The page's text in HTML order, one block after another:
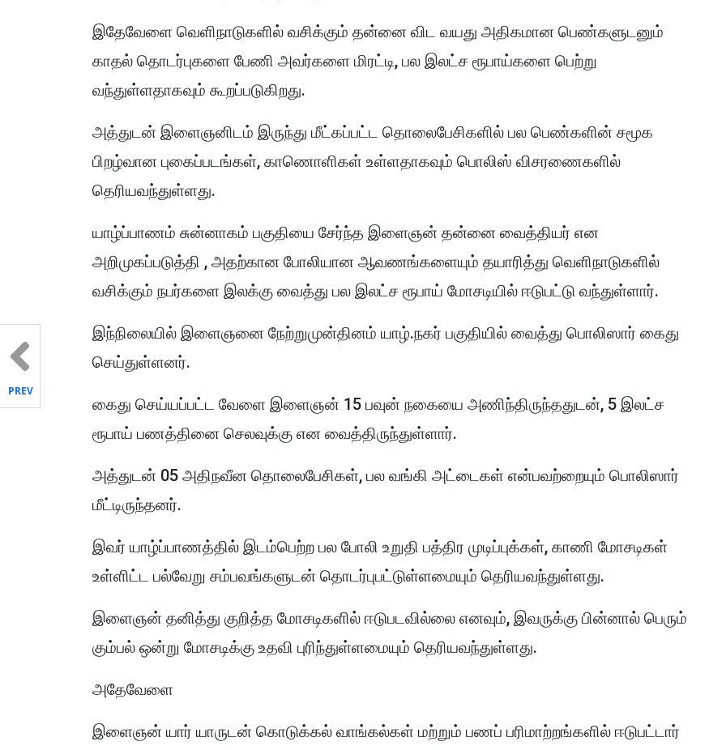
இதேவேளை வெளிநாடுகளில் வசிக்கும் தன்னை விட வயது அதிகமான பெண்களுடனும்
காதல் தொடர்புகளை பேணி அவர்களை மிரட்டி, பல இலட்ச ரூபாய்களை பெற்று
வந்துள்ளதாகவும் கூறப்படுகிறது.
அத்துடன் இளைஞனிடம் இருந்து மீட்கப்பட்ட தொலைபேசிகளில் பல பெண்களின் சமூக
பிறழ்வான புகைப்படங்கள், காணொளிகள் உள்ளதாகவும் பொலிஸ் விசரணைகளில்
தெரியவந்துள்ளது.
யாழ்ப்பாணம் சுன்னாகம் பகுதியை சேர்ந்த இளைஞன் தன்னை வைத்தியர் என
அறிமுகப்படுத்தி , அதற்கான போலியான ஆவணங்களையும் தயாரித்து வெளிநாடுகளில்
வசிக்கும் நபர்களை இலக்கு வைத்து பல இலட்ச ரூபாய் மோசடியில் ஈடுபட்டு வந்துள்ளார்.
இந்நிலையில் இளைஞனை நேற்றுமுன்தினம் யாழ்.நகர் பகுதியில் வைத்து பொலிஸார் கைது
செய்துள்ளனர்.
கைது செய்யப்பட்ட வேளை இளைஞன் 15 பவுன் நகையை அணிந்திருந்ததுடன், 5 இலட்ச
ரூபாய் பணத்தினை செலவுக்கு என வைத்திருந்துள்ளார்.
அத்துடன் 05 அதிநவீன தொலைபேசிகள், பல வங்கி அட்டைகள் என்பவற்றையும் பொலிஸார்
மீட்டிருந்தனர்.
இவர் யாழ்ப்பாணத்தில் இடம்பெற்ற பல போலி உறுதி பத்திர முடிப்புக்கள், காணி மோசடிகள்
உள்ளிட்ட பல்வேறு சம்பவங்களுடன் தொடர்புபட்டுள்ளமையும் தெரியவந்துள்ளது.
இளைஞன் தனித்து குறித்த மோசடிகளில் ஈடுபடவில்லை எனவும், இவருக்கு பின்னால் பெரும்
கும்பல் ஒன்று மோசடிக்கு உதவி புரிந்துள்ளமையும் தெரியவந்துள்ளது.
அதேவேளை
இளைஞன் யார் யாருடன் கொடுக்கல் வாங்கல்கள் மற்றும் பணப் பரிமாற்றங்களில் ஈடுபட்டார்
PREV